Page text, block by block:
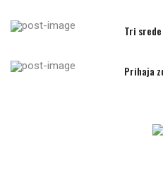
Tri
Prihaja